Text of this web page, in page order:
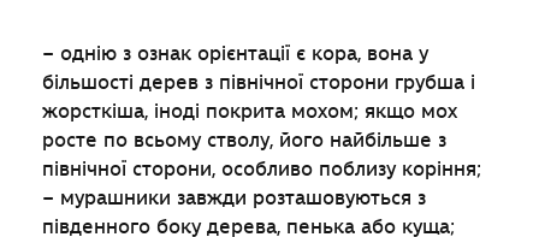
– однію з ознак орієнтації є кора, вона у
більшості дерев з північної сторони грубша і
жорсткіша, іноді покрита мохом; якщо мох
росте по всьому стволу, його найбільше з
північної сторони, особливо поблизу коріння;
– мурашники завжди розташовуються з
південного боку дерева, пенька або куща;